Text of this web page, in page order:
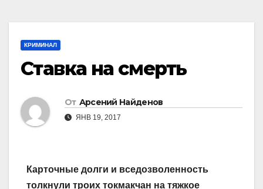
КРИМИНАЛ
Ставка на смерть
От Арсений Найденов
ЯНВ 19, 2017
Карточные долги и вседозволенность
толкнули троих токмакчан на тяжкое